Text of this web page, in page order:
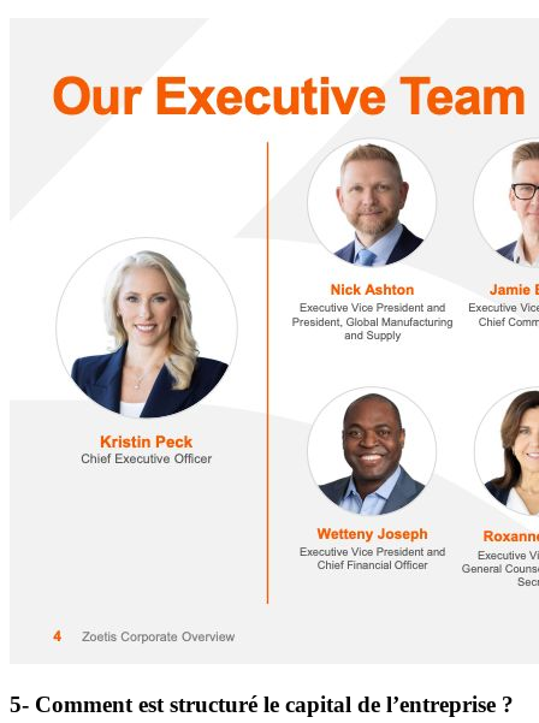
5- Comment est structuré le capital de l’entreprise ?